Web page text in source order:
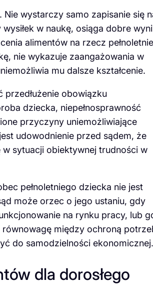
wystarczy samo zapisanie się
w naukę, osiąga dobre
alimentów na rzecz
nie wykazuje zaangażowania w
mu dalsze kształcenie.
przedłużenie obowiązku
dziecka, niepełnosprawność
przyczyny uniemożliwiające
udowodnienie przed sądem, że
w sytuacji obiektywnej trudności w
pełnoletniego dziecka nie jest
może orzec o jego ustaniu, gdy
na rynku pracy, lub
między ochroną
do samodzielności ekonomicznej.
dla dorosłego